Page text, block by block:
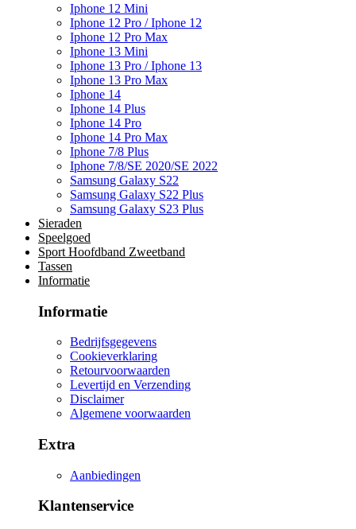
Iphone 12 Mini
Iphone 12 Pro / Iphone 12
Iphone 12 Pro Max
Iphone 13 Mini
Iphone 13 Pro / Iphone 13
Iphone 13 Pro Max
Iphone 14
Iphone 14 Plus
Iphone 14 Pro
Iphone 14 Pro Max
Iphone 7/8 Plus
Iphone 7/8/SE 2020/SE 2022
Samsung Galaxy S22
Samsung Galaxy S22 Plus
Samsung Galaxy S23 Plus
Sieraden
Speelgoed
Sport Hoofdband Zweetband
Tassen
Informatie
Informatie
Bedrijfsgegevens
Cookieverklaring
Retourvoorwaarden
Levertijd en Verzending
Disclaimer
Algemene voorwaarden
Extra
Aanbiedingen
Klantenservice